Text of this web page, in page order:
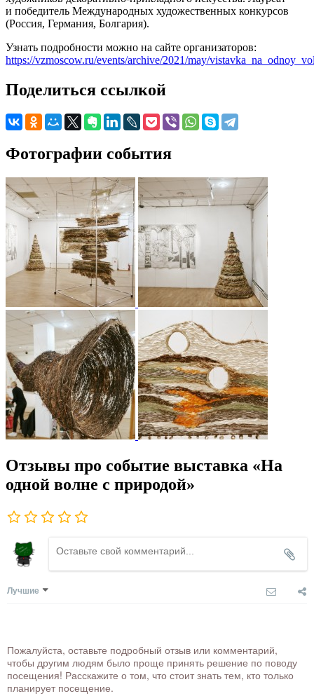
и победитель Международных художественных конкурсов
(Россия, Германия, Болгария).
Узнать подробности можно на сайте организаторов:
https://vzmoscow.ru/events/archive/2021/may/
Поделиться ссылкой
Фотографии события
Отзывы про событие выставка «На
одной волне с природой»
Лучшие
Пожалуйста, оставьте подробный отзыв или комментарий,
чтобы другим людям было проще принять решение по поводу
посещения! Расскажите о том, что стоит знать тем, кто только
планирует посещение.